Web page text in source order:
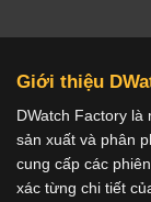
Giới thiệu
DWatch Factory
sản xuất và phân
cung cấp các
xác từng chi tiết